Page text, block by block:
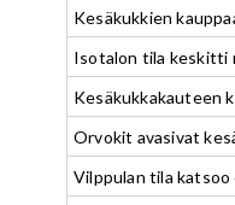
Kesäkukkien
Isotalon tila keskitti
Kesäkukkakauteen
Orvokit avasivat
Vilppulan tila katsoo